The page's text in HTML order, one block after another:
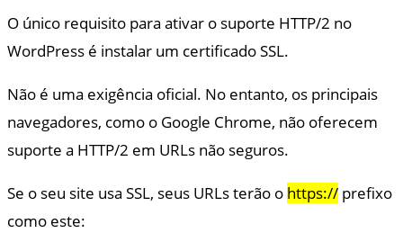
O único requisito para ativar o suporte HTTP/2 no
WordPress é instalar um certificado SSL.
Não é uma exigência oficial. No entanto, os principais
navegadores, como o Google Chrome, não oferecem
suporte a HTTP/2 em URLs não seguros.
Se o seu site usa SSL, seus URLs terão o https:// prefixo
como este: